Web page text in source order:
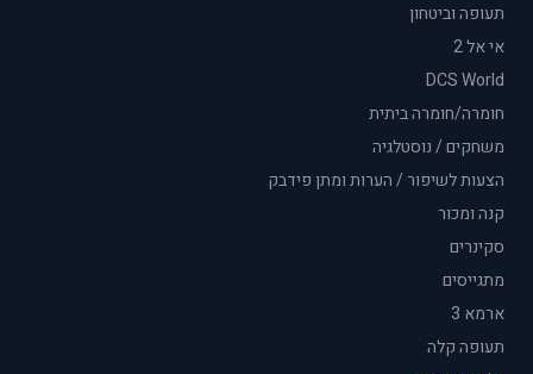
תעופה וביטחון
אי אל 2
DCS World
חומרה/חומרה ביתית
משחקים / נוסטלגיה
הצעות לשיפור / הערות ומתן פידבק
קנה ומכור
סקינרים
מתגייסים
ארמא 3
תעופה קלה